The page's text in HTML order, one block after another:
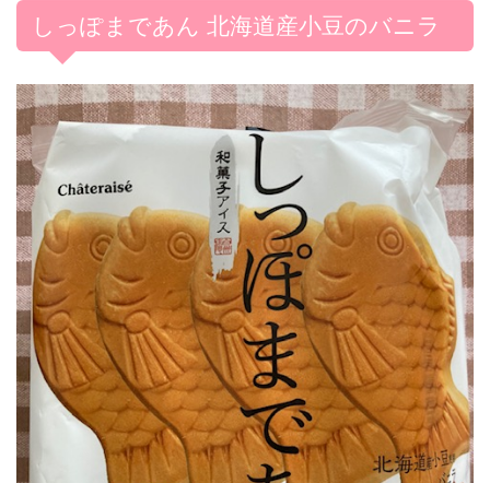
しっぽまであん 北海道産小豆のバニラ